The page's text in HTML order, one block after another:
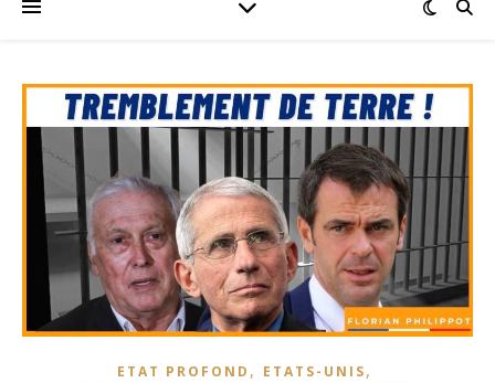
ETAT PROFOND , ETATS-UNIS,